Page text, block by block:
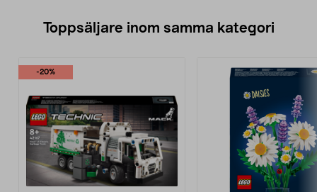
Toppsäljare inom samma kategori
-20%